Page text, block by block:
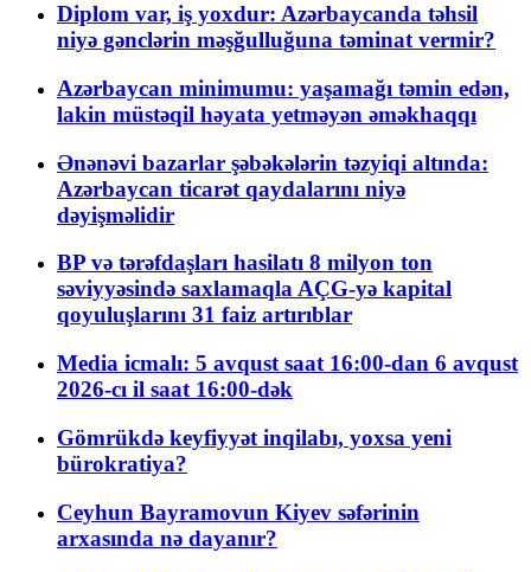
Diplom var, iş yoxdur: Azərbaycanda təhsil
niyə gənclərin məşğulluğuna təminat vermir?
Azərbaycan minimumu: yaşamağı təmin edən,
lakin müstəqil həyata yetməyən əməkhaqqı
Ənənəvi bazarlar şəbəkələrin təzyiqi altında:
Azərbaycan ticarət qaydalarını niyə
dəyişməlidir
BP və tərəfdaşları hasilatı 8 milyon ton
səviyyəsində saxlamaqla AÇG-yə kapital
qoyuluşlarını 31 faiz artırıblar
Media icmalı: 5 avqust saat 16:00-dan 6 avqust
2026-cı il saat 16:00-dək
Gömrükdə keyfiyyət inqilabı, yoxsa yeni
bürokratiya?
Ceyhun Bayramovun Kiyev səfərinin
arxasında nə dayanır?